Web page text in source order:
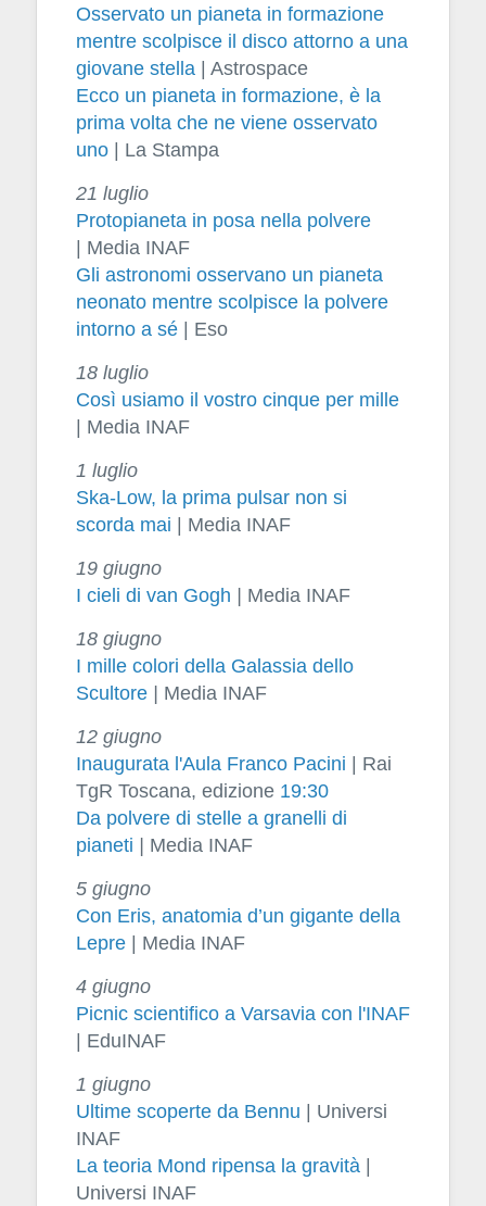
Osservato un pianeta in formazione
mentre scolpisce il disco attorno a una
giovane stella | Astrospace
Ecco un pianeta in formazione, è la
prima volta che ne viene osservato
uno| La Stampa
21 luglio
Protopianeta in posa nella polvere
| Media INAF
Gli astronomi osservano un pianeta
neonato mentre scolpisce la polvere
intorno a sé| Eso
18 luglio
Così usiamo il vostro cinque per mille
| Media INAF
1 luglio
Ska-Low, la prima pulsar non si
scorda mai | Media INAF
19 giugno
I cieli di van Gogh | Media INAF
18 giugno
I mille colori della Galassia dello
Scultore | Media INAF
12 giugno
Inaugurata l'Aula Franco Pacini | Rai
TgR Toscana, edizione 19:30
Da polvere di stelle a granelli di
pianeti | Media INAF
5 giugno
Con Eris, anatomia d’un gigante della
Lepre| Media INAF
4 giugno
Picnic scientifico a Varsavia con l'INAF
| EduINAF
1 giugno
Ultime scoperte da Bennu | Universi
INAF
La teoria Mond ripensa la gravità |
Universi INAF